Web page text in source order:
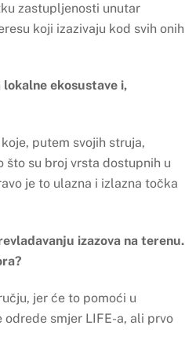
zastupljenosti unutar
koji izazivaju kod svih onih
ekosustave i,
putem svojih struja,
što su broj vrsta dostupnih u
je to ulazna i izlazna točka
izazova na terenu.
jer će to pomoći u
smjer LIFE-a, ali prvo